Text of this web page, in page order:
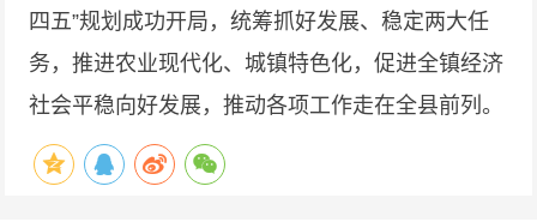
四五”规划成功开局，统筹抓好发展、稳定两大任
务，推进农业现代化、城镇特色化，促进全镇经济
社会平稳向好发展，推动各项工作走在全县前列。